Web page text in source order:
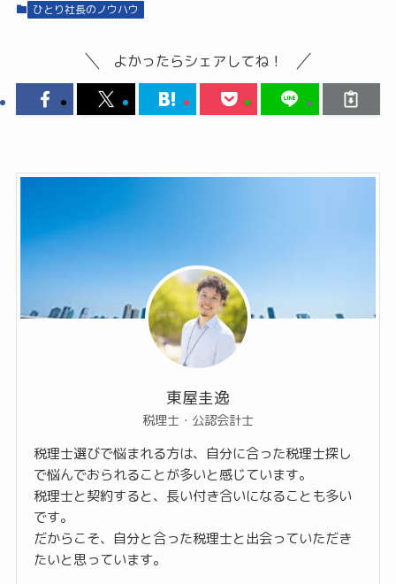
ひとり社長のノウハウ
よかったらシェアしてね！
東屋圭逸
税理士・公認会計士
税理士選びで悩まれる方は、自分に合った税理士探し
で悩んでおられることが多いと感じています。
税理士と契約すると、長い付き合いになることも多い
です。
だからこそ、自分と合った税理士と出会っていただき
たいと思っています。